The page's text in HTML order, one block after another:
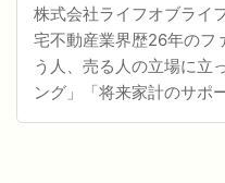
株式会社ライフオブライ
宅不動産業界歴26年のフ
う人、売る人の立場に立
ング」「将来家計のサポ